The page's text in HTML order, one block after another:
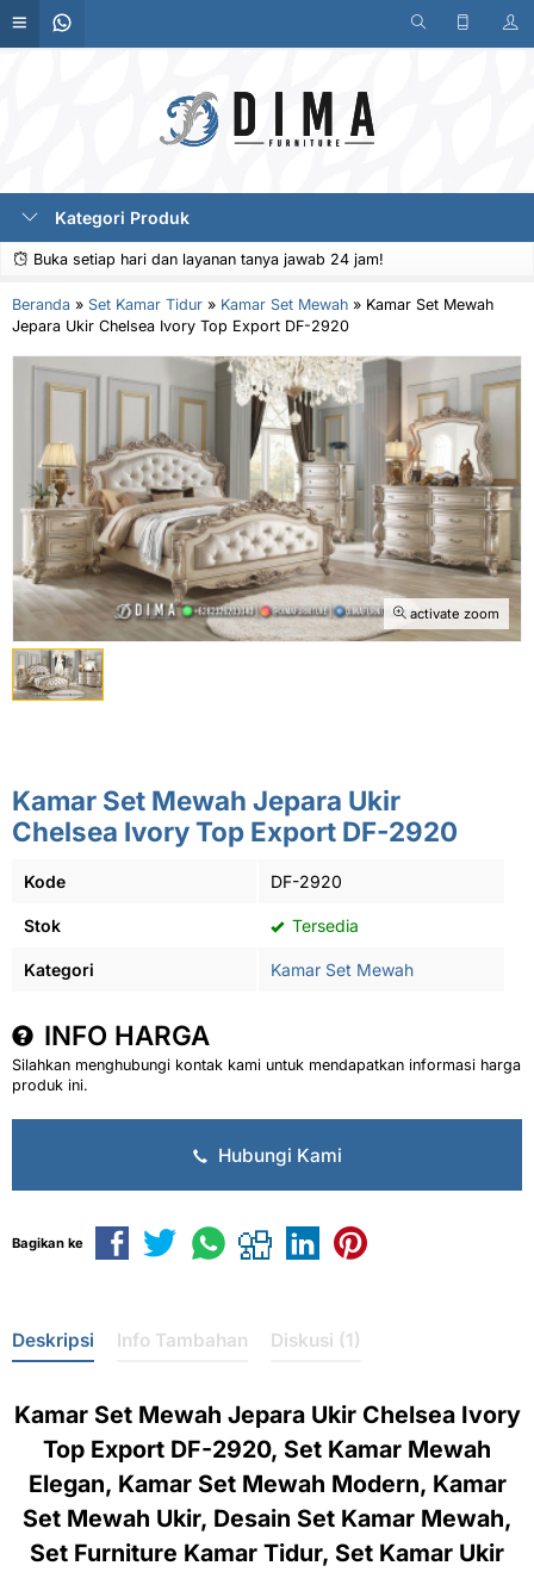
Kategori Produk
Buka setiap hari dan layanan tanya jawab 24 jam!
Beranda » Set Kamar Tidur » Kamar Set Mewah » Kamar Set Mewah
Jepara Ukir Chelsea Ivory Top Export DF-2920
activate zoom
Kamar Set Mewah Jepara Ukir
Chelsea Ivory Top Export DF-2920
Kode DF-2920
Stok Tersedia
Kategori Kamar Set Mewah
INFO HARGA
Silahkan menghubungi kontak kami untuk mendapatkan informasi harga
produk ini.
Hubungi Kami
Bagikan ke
Deskripsi Info Tambahan Diskusi (1)
Kamar Set Mewah Jepara Ukir Chelsea Ivory
Top Export DF-2920, Set Kamar Mewah
Elegan, Kamar Set Mewah Modern, Kamar
Set Mewah Ukir, Desain Set Kamar Mewah,
Set Furniture Kamar Tidur, Set Kamar Ukir